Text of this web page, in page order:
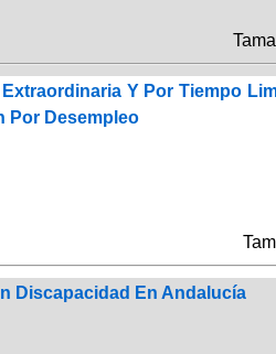
Y Por Tiempo
Por Desempleo
Discapacidad En Andalucía